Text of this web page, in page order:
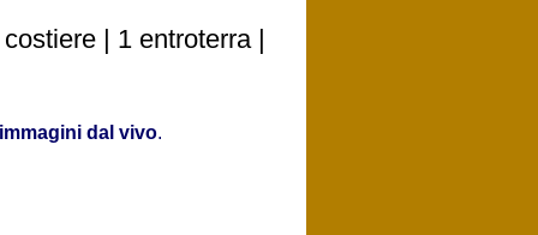
| 1 entroterra |
dal vivo.